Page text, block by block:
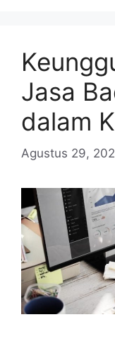
Jasa
dalam
Agustus 29,